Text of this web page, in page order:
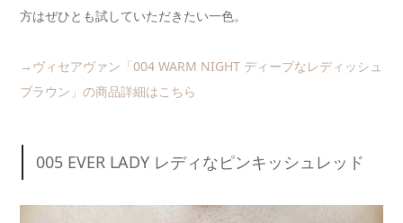
方はぜひとも試していただきたい一色。
→ヴィセアヴァン「004 WARM NIGHT ディープなレディッシュ
ブラウン」の商品詳細はこちら
005 EVER LADY レディなピンキッシュレッド